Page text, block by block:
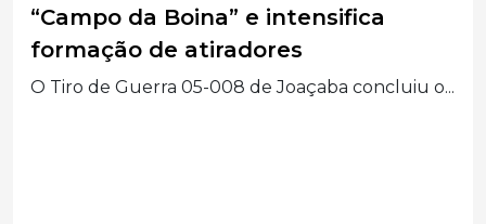
milhões e quatro apostas de Santa
Catarina faturam na quina
Bilhetes registrados em Chapecó, Jaraguá do Sul,